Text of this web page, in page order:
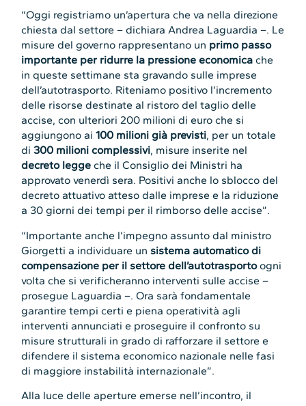
“Oggi registriamo un’apertura che va nella direzione
chiesta dal settore – dichiara Andrea Laguardia –. Le
misure del governo rappresentano un primo passo
importante per ridurre la pressione economicache
in queste settimane sta gravando sulle imprese
dell’autotrasporto. Riteniamo positivo l’incremento
delle risorse destinate al ristoro del taglio delle
accise, con ulteriori 200 milioni di euro che si
aggiungono ai 100 milioni già previsti, per un totale
di 300 milioni complessivi, misure inserite nel
decreto leggeche il Consiglio dei Ministri ha
approvato venerdì sera. Positivi anche lo sblocco del
decreto attuativo atteso dalle imprese e la riduzione
a 30 giorni dei tempi per il rimborso delle accise”.
“Importante anche l’impegno assunto dal ministro
Giorgetti a individuare un sistema automatico di
compensazione per il settore dell’autotrasportoogni
volta che si verificheranno interventi sulle accise –
prosegue Laguardia –. Ora sarà fondamentale
garantire tempi certi e piena operatività agli
interventi annunciati e proseguire il confronto su
misure strutturali in grado di rafforzare il settore e
difendere il sistema economico nazionale nelle fasi
di maggiore instabilità internazionale”.
Alla luce delle aperture emerse nell’incontro, il